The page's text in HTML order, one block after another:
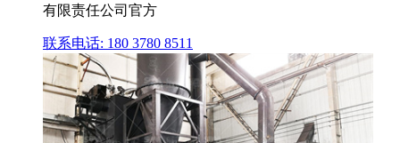
有限责任公司官方
联系电话: 180 3780 8511